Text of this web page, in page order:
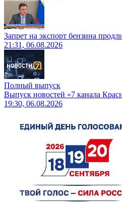
Запрет на экспорт бензина
21:31, 06.08.2026
Полный выпуск
Выпуск новостей «7 канала
19:30, 06.08.2026